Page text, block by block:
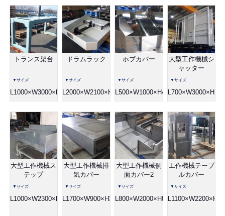
トランス架台
▼サイズ
L1000×W3000×H1300
ドラムラック
▼サイズ
L2000×W2100×H800
ホブカバー
▼サイズ
L500×W1000×H400
大型工作機械シ
ャッター
▼サイズ
大型工作機械ス
テップ
▼サイズ
L1000×W2300×H300
大型工作機械排
気カバー
▼サイズ
L1700×W900×H300
大型工作機械側
面カバー2
▼サイズ
L800×W2000×H800
工作機械テーブ
ルカバー
▼サイズ